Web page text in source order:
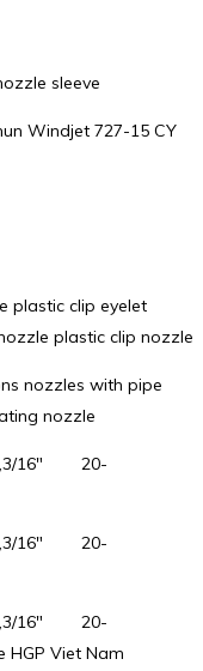
sleeve
Windjet 727-15 CY
plastic clip eyelet
plastic clip nozzle
nozzles with pipe
nozzle
16″ 20-
16″ 20-
16″ 20-
Viet Nam